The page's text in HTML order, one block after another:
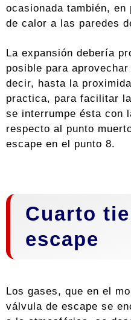
ocasionada también,
de calor a las paredes
La expansión debería
posible para
decir, hasta la
practica, para facilitar
se interrumpe ésta con
respecto al punto
escape en el punto 8.
Cuarto
escape
Los gases, que en el
válvula de escape se